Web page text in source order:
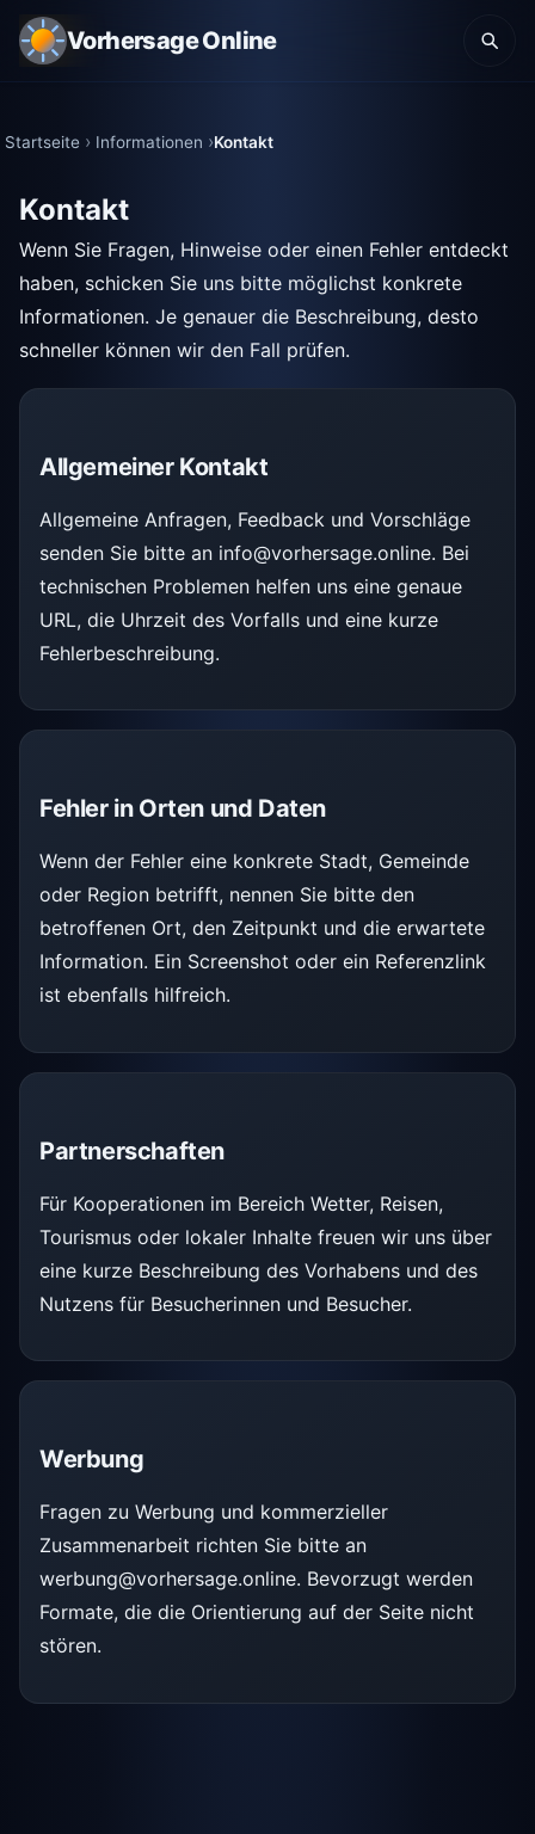
Vorhersage Online
Startseite Informationen Kontakt
Kontakt
Wenn Sie Fragen, Hinweise oder einen Fehler entdeckt
haben, schicken Sie uns bitte möglichst konkrete
Informationen. Je genauer die Beschreibung, desto
schneller können wir den Fall prüfen.
Allgemeiner Kontakt
Allgemeine Anfragen, Feedback und Vorschläge
senden Sie bitte an info@vorhersage.online. Bei
technischen Problemen helfen uns eine genaue
URL, die Uhrzeit des Vorfalls und eine kurze
Fehlerbeschreibung.
Fehler in Orten und Daten
Wenn der Fehler eine konkrete Stadt, Gemeinde
oder Region betrifft, nennen Sie bitte den
betroffenen Ort, den Zeitpunkt und die erwartete
Information. Ein Screenshot oder ein Referenzlink
ist ebenfalls hilfreich.
Partnerschaften
Für Kooperationen im Bereich Wetter, Reisen,
Tourismus oder lokaler Inhalte freuen wir uns über
eine kurze Beschreibung des Vorhabens und des
Nutzens für Besucherinnen und Besucher.
Werbung
Fragen zu Werbung und kommerzieller
Zusammenarbeit richten Sie bitte an
werbung@vorhersage.online. Bevorzugt werden
Formate, die die Orientierung auf der Seite nicht
stören.